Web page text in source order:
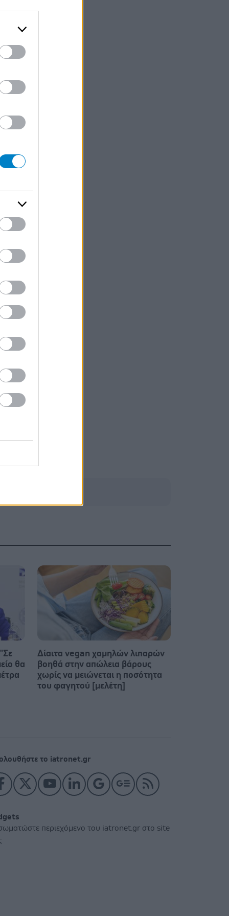
θα
Δίαιτα vegan χαμηλών λιπαρών
βοηθά στην απώλεια βάρους
χωρίς να μειώνεται η ποσότητα
του φαγητού [μελέτη]
το iatronet.gr
περιεχόμενο του iatronet.gr στο site